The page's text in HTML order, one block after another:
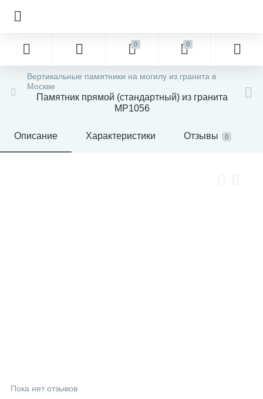
0 0
Вертикальные памятники на могилу из гранита в
Москве
Памятник прямой (стандартный) из гранита
MP1056
Описание Характеристики Отзывы 0
Пока нет отзывов